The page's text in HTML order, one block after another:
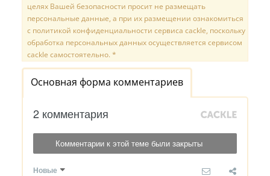
целях Вашей безопасности просит не размещать
персональные данные, а при их размещении ознакомиться
с политикой конфиденциальности сервиса cackle, поскольку
обработка персональных данных осуществляется сервисом
cackle самостоятельно. *
Основная форма комментариев
2 комментария
Комментарии к этой теме были закрыты
Новые